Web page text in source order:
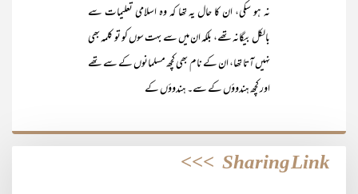
نہ ہو سکی، ان کا حال یہ تھا کہ وہ اسلامی تعلیمات سے
بالکل بیگانہ تھے، بلکہ ان میں سے بہت سوں کو تو کلمہ بھی
نہیں آتا تھا، ان کے نام بھی کچھ مسلمانوں کے سے تھے
اور کچھ ہندوؤں کے سے۔ ہندوؤں کے
Sharing Link
>>>